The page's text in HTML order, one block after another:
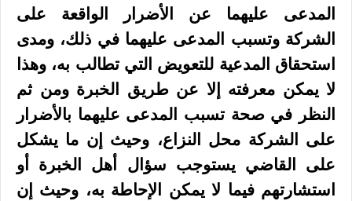
المدعى عليهما عن الأضرار الواقعة على
الشركة وتسبب المدعى عليهما في ذلك، ومدى
استحقاق المدعية للتعويض التي تطالب به، وهذا
لا يمكن معرفته إلا عن طريق الخبرة ومن ثم
النظر في صحة تسبب المدعى عليهما بالأضرار
على الشركة محل النزاع، وحيث إن ما يشكل
على القاضي يستوجب سؤال أهل الخبرة أو
استشارتهم فيما لا يمكن الإحاطة به، وحيث إن